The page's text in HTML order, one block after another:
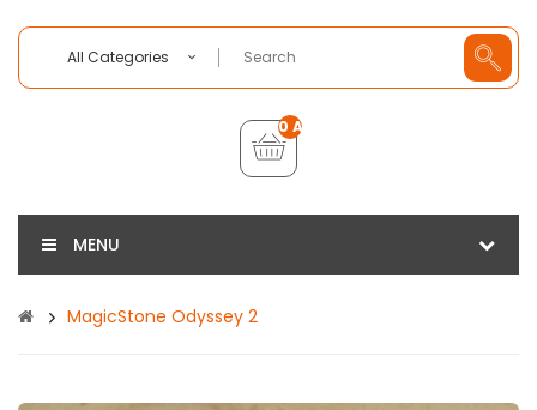
All Categories
0 Artikel - €0,00
MENU
MagicStone Odyssey 2